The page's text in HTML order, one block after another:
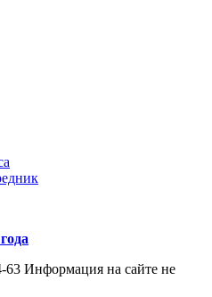
63 Информация на сайте не